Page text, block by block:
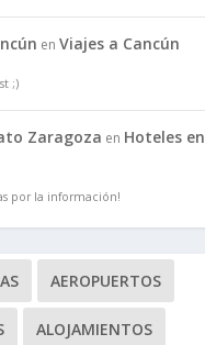
enViajes a Cancún
;)
Zaragoza en Hoteles en
por la información!
AEROPUERTOS
ALOJAMIENTOS